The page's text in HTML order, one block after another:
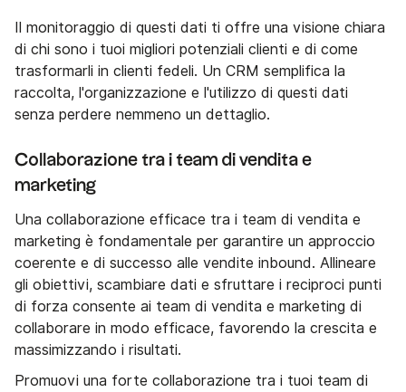
Il monitoraggio di questi dati ti offre una visione chiara
di chi sono i tuoi migliori potenziali clienti e di come
trasformarli in clienti fedeli. Un CRM semplifica la
raccolta, l'organizzazione e l'utilizzo di questi dati
senza perdere nemmeno un dettaglio.
Collaborazione tra i team di vendita e
marketing
Una collaborazione efficace tra i team di vendita e
marketing è fondamentale per garantire un approccio
coerente e di successo alle vendite inbound. Allineare
gli obiettivi, scambiare dati e sfruttare i reciproci punti
di forza consente ai team di vendita e marketing di
collaborare in modo efficace, favorendo la crescita e
massimizzando i risultati.
Promuovi una forte collaborazione tra i tuoi team di